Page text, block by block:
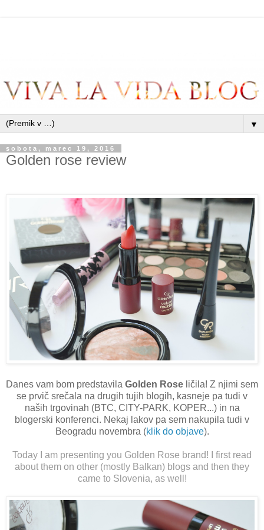
▼
sobota, marec 19, 2016
Golden rose review
Danes vam bom predstavila Golden Rose ličila! Z njimi sem
se prvič srečala na drugih tujih blogih, kasneje pa tudi v
naših trgovinah (BTC, CITY-PARK, KOPER...) in na
blogerski konferenci. Nekaj lakov pa sem nakupila tudi v
Beogradu novembra (klik do objave).
Today I am presenting you Golden Rose brand! I first read
about them on other (mostly Balkan) blogs and then they
came to Slovenia, as well!